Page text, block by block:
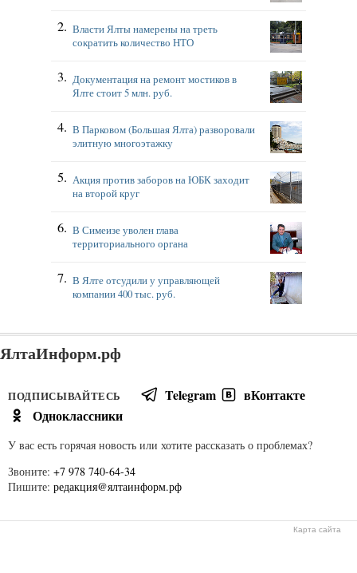
Власти Ялты намерены на треть
сократить количество НТО
Документация на ремонт мостиков в
Ялте стоит 5 млн. руб.
В Парковом (Большая Ялта) разворовали
элитную многоэтажку
Акция против заборов на ЮБК заходит
на второй круг
В Симеизе уволен глава
территориального органа
В Ялте отсудили у управляющей
компании 400 тыс. руб.
ЯлтаИнформ.рф
ПОДПИСЫВАЙТЕСЬ Telegram
вКонтакте
Одноклассники
У вас есть горячая новость или хотите рассказать о проблемах?
Звоните: +7 978 740-64-34
Пишите: редакция@ялтаинформ.рф
Карта сайта